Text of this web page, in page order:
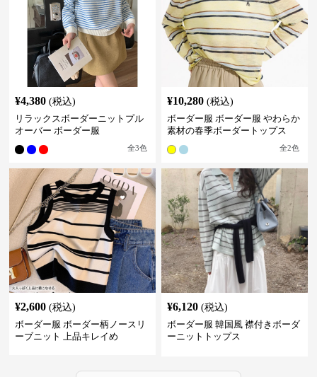
¥4,380 (税込)
リラックスボーダーニットプル
オーバー ボーダー服
全3色
¥10,280 (税込)
ボーダー服 ボーダー服 やわらか
素材の春季ボーダートップス
全2色
¥2,600 (税込)
ボーダー服 ボーダー柄ノースリ
ーブニット 上品キレイめ
¥6,120 (税込)
ボーダー服 韓国風 襟付きボーダ
ーニットトップス